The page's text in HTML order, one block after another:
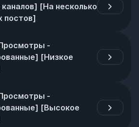
[На несколько
постов]
-
[Низкое
-
[Высокое